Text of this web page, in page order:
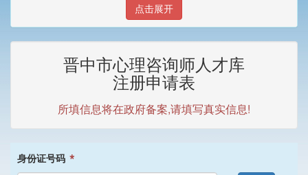
点击展开
晋中市心理咨询师人才库
注册申请表
所填信息将在政府备案,请填写真实信息!
身份证号码 *